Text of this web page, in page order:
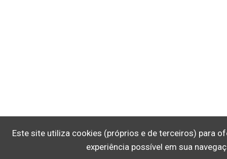
Este site utiliza cookies (próprios e de terceiros) para
experiência possível em sua